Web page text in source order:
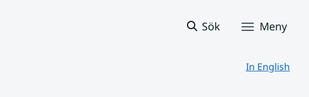
Sök Meny
In English